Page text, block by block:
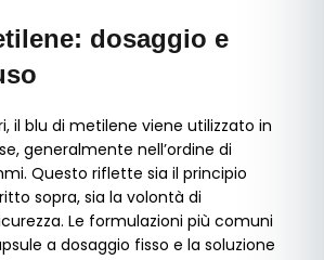
dosaggio e
il blu di metilene viene utilizzato in
generalmente nell’ordine di
Questo riflette sia il principio
sopra, sia la volontà di
Le formulazioni più comuni
a dosaggio fisso e la soluzione